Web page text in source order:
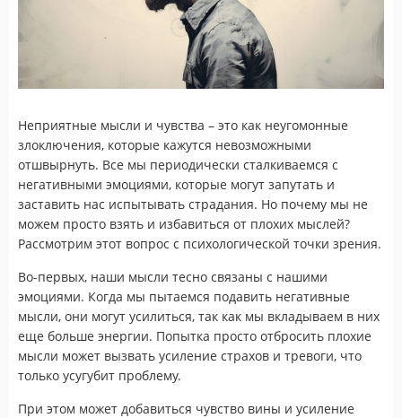
Неприятные мысли и чувства – это как неугомонные
злоключения, которые кажутся невозможными
отшвырнуть. Все мы периодически сталкиваемся с
негативными эмоциями, которые могут запутать и
заставить нас испытывать страдания. Но почему мы не
можем просто взять и избавиться от плохих мыслей?
Рассмотрим этот вопрос с психологической точки зрения.
Во-первых, наши мысли тесно связаны с нашими
эмоциями. Когда мы пытаемся подавить негативные
мысли, они могут усилиться, так как мы вкладываем в них
еще больше энергии. Попытка просто отбросить плохие
мысли может вызвать усиление страхов и тревоги, что
только усугубит проблему.
При этом может добавиться чувство вины и усиление